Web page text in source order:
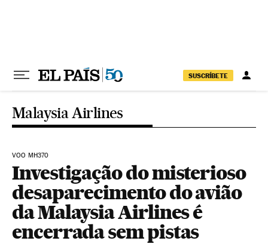
SUSCRÍBETE
Malaysia Airlines
VOO MH370
Investigação do misterioso
desaparecimento do avião
da Malaysia Airlines é
encerrada sem pistas